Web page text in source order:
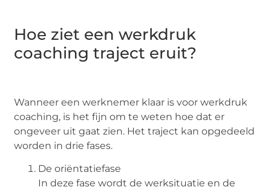
Hoe ziet een werkdruk
coaching traject eruit?
Wanneer een werknemer klaar is voor werkdruk
coaching, is het fijn om te weten hoe dat er
ongeveer uit gaat zien. Het traject kan opgedeeld
worden in drie fases.
De oriëntatiefase
In deze fase wordt de werksituatie en de